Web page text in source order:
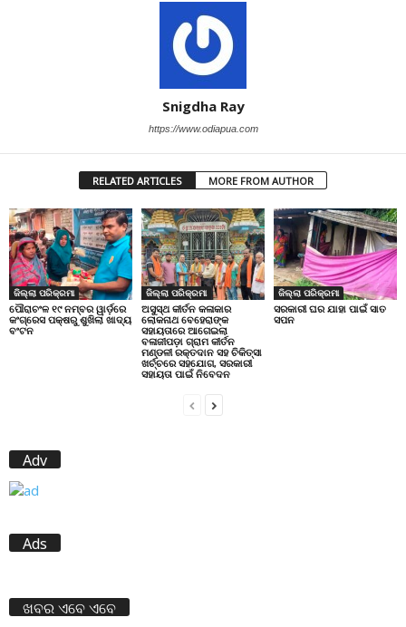
Snigdha Ray
https://www.odiapua.com
RELATED ARTICLES MORE FROM AUTHOR
ଜିଲ୍ଲା ପରିକ୍ରମା
ପୌରାଚଂଳ ୧୯ ନମ୍ବର ୱାର୍ଡ଼ରେ
କଂଗ୍ରେସ ପକ୍ଷରୁ ଶୁଖିଲା ଖାଦ୍ୟ
ବଂଟନ
ଜିଲ୍ଲା ପରିକ୍ରମା
ଅସୁସ୍ଥ କୀର୍ତନ କଳାକାର
ଲୋକନାଥ ବେହେରାଙ୍କ
ସହାୟତାରେ ଆଗେଇଲା
ବଳାଜୀପଡ଼ା ଗ୍ରାମ କୀର୍ତନ
ମଣ୍ଡଳୀ ରକ୍ତଦାନ ସହ ଚିକିତ୍ସା
ଖର୍ଚ୍ଚରେ ସହଯୋଗ, ସରକାରୀ
ସହାୟତା ପାଇଁ ନିବେଦନ
ଜିଲ୍ଲା ପରିକ୍ରମା
ସରକାରୀ ଘର ଯାହା ପାଇଁ ସାତ
ସପନ
Adv
Ads
ଖବର ଏବେ ଏବେ